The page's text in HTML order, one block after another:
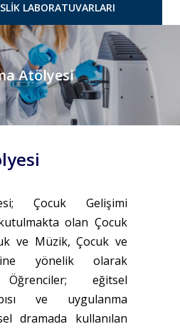
LABORATUVARLARI
Atölyesi
Çocuk Gelişimi
olan Çocuk
ve Müzik, Çocuk ve
yönelik olarak
eğitsel
ve uygulanma
dramada kullanılan